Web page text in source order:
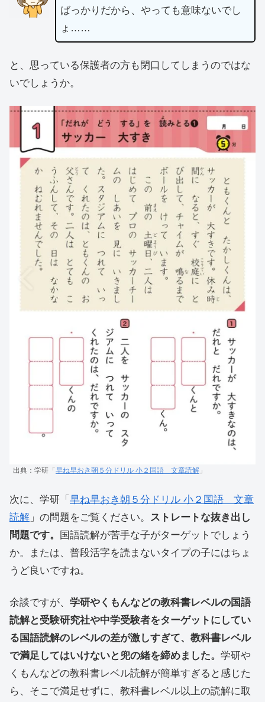
ばっかりだから、やっても意味ないでし
ょ……
と、思っている保護者の方も閉口してしまうのではな
いでしょうか。
出典：学研「 早ね早おき朝５分ドリル 小２国語 文章読解 」
次に、学研「 早ね早おき朝５分ドリル 小２国語 文章
読解 」の問題をご覧ください。 ストレートな抜き出し
問題です。
国語読解が苦手な子がターゲットでしょう
か。または、普段活字を読まないタイプの子にはちょ
うど良いですね。
余談ですが、 学研やくもんなどの教科書レベルの国語
読解と受験研究社や中学受験者をターゲットにしてい
る国語読解のレベルの差が激しすぎて、教科書レベル
で満足してはいけないと兜の緒を締めました。 学研や
くもんなどの教科書レベル読解が簡単すぎると感じた
ら、そこで満足せずに、教科書レベル以上の読解に取